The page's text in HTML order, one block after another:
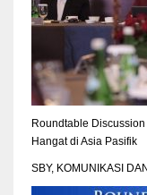
Roundtable
Hangat di Asia Pasifik
SBY, KOMUNIKASI